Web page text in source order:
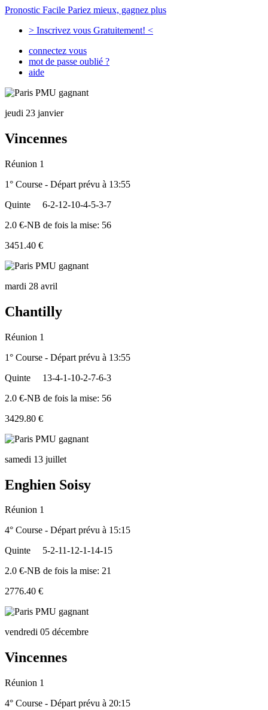
Pronostic Facile Pariez mieux, gagnez plus
> Inscrivez vous Gratuitement! <
connectez vous
mot de passe oublié ?
aide
jeudi 23 janvier
Vincennes
Réunion 1
1° Course - Départ prévu à 13:55
Quinte
6-2-12-10-4-5-3-7
2.0 €-NB de fois la mise: 56
3451.40 €
mardi 28 avril
Chantilly
Réunion 1
1° Course - Départ prévu à 13:55
Quinte
13-4-1-10-2-7-6-3
2.0 €-NB de fois la mise: 56
3429.80 €
samedi 13 juillet
Enghien Soisy
Réunion 1
4° Course - Départ prévu à 15:15
Quinte
5-2-11-12-1-14-15
2.0 €-NB de fois la mise: 21
2776.40 €
vendredi 05 décembre
Vincennes
Réunion 1
4° Course - Départ prévu à 20:15